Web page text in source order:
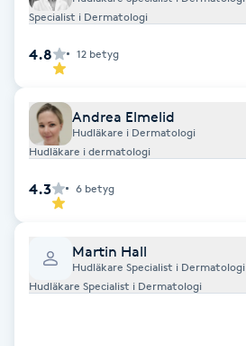
Headspa
Healing
Herrklippning
Hollywood Peel
Hot Stone Massage
Specialist i Dermatologi
4.8 12 betyg
Andrea Elmelid
Hudläkare i Dermatologi
Hudläkare i dermatologi
4.3 6 betyg
Martin Hall
Hudläkare Specialist i Dermatologi
Hudläkare Specialist i Dermatologi